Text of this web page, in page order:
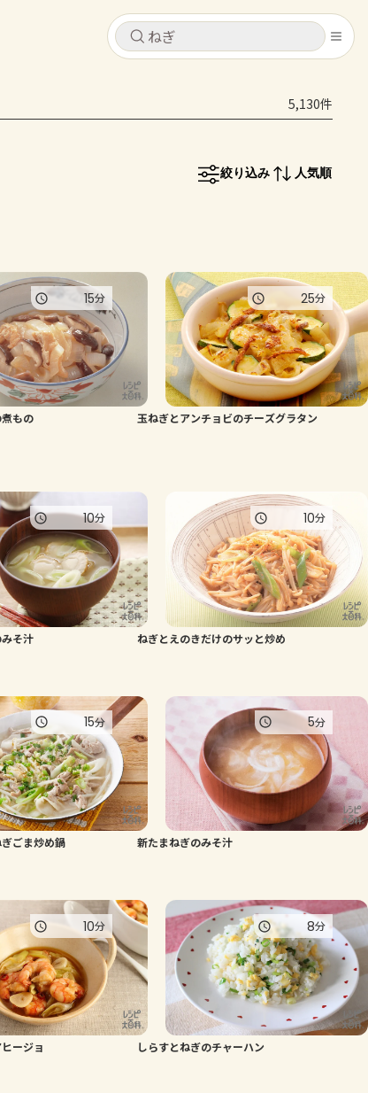
キャンセル
ログインするとレシピを保存できます
コンテンツ
レシピ
トーク
よくあるお問い合わせ
AJINOMOTO PARK とは
キャンセル
コンテンツ
5,130件
絞り込み 人気順
もの
15分
玉ねぎとアンチョビのチーズグラタン
25分
そ汁
10分
ねぎとえのきだけのサッと炒め
10分
ごま炒め鍋
15分
新たまねぎのみそ汁
5分
ージョ
10分
しらすとねぎのチャーハン
8分